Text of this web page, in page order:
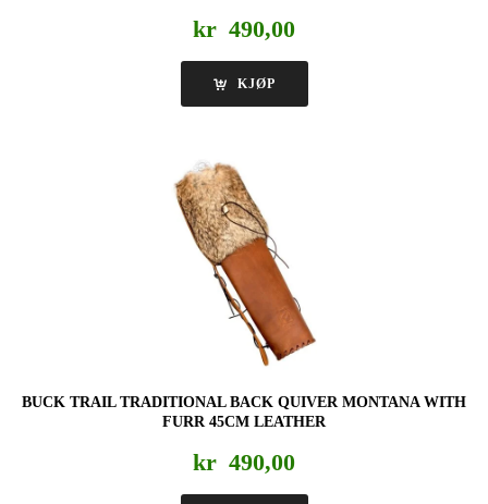
kr 490,00
KJØP
BUCK TRAIL TRADITIONAL BACK QUIVER MONTANA WITH
FURR 45CM LEATHER
kr 490,00